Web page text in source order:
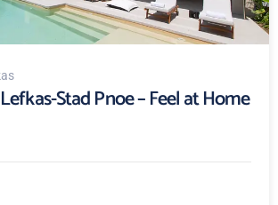
Stad Pnoe – Feel at Home